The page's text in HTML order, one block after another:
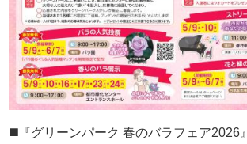
◼️『グリーンパーク 春のバラフェア2026』